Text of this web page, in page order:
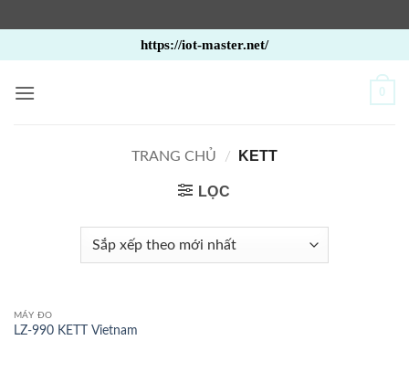
qua
nội
https://iot-master.net/
0
TRANG CHỦ / KETT
LỌC
MÁY ĐO
LZ-990 KETT Vietnam